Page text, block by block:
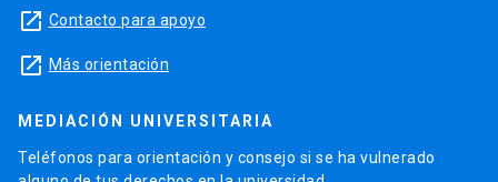
launch Contacto para apoyo
launch Más orientación
MEDIACIÓN UNIVERSITARIA
Teléfonos para orientación y consejo si se ha vulnerado